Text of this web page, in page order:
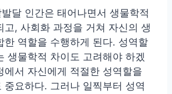
달 인간은 태어나면서 생물학적
고, 사회화 과정을 거쳐 자신의 생
한 역할을 수행하게 된다. 성역할
생물학적 차이도 고려해야 하겠
에서 자신에게 적절한 성역할을
중요하다. 그러나 일찍부터 성역